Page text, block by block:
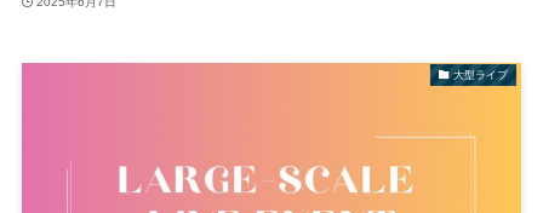
大型ライブ